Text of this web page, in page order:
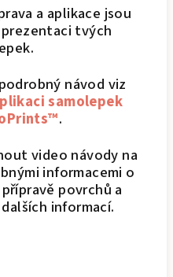
a aplikace jsou
tvých
návod viz
samolepek
.
video návody na
informacemi o
povrchů a
informací.